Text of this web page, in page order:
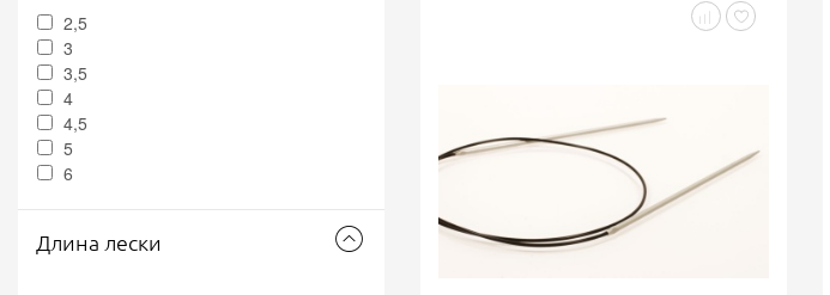
2,5
3
3,5
4
4,5
5
6
Длина лески